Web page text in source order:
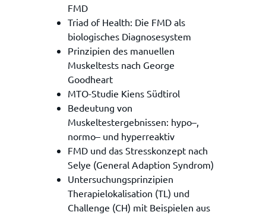
FMD
Triad of Health: Die FMD als
biologisches Diagnosesystem
Prinzipien des manuellen
Muskeltests nach George
Goodheart
MTO-Studie Kiens Südtirol
Bedeutung von
Muskeltestergebnissen: hypo–,
normo– und hyperreaktiv
FMD und das Stresskonzept nach
Selye (General Adaption Syndrom)
Untersuchungsprinzipien
Therapielokalisation (TL) und
Challenge (CH) mit Beispielen aus